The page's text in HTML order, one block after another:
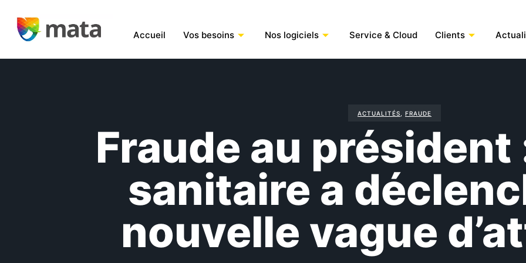
Accueil Vos besoins Nos logiciels Service & Cloud Clients
ACTUALITÉS FRAUDE
Fraude au président
sanitaire a
nouvelle vague